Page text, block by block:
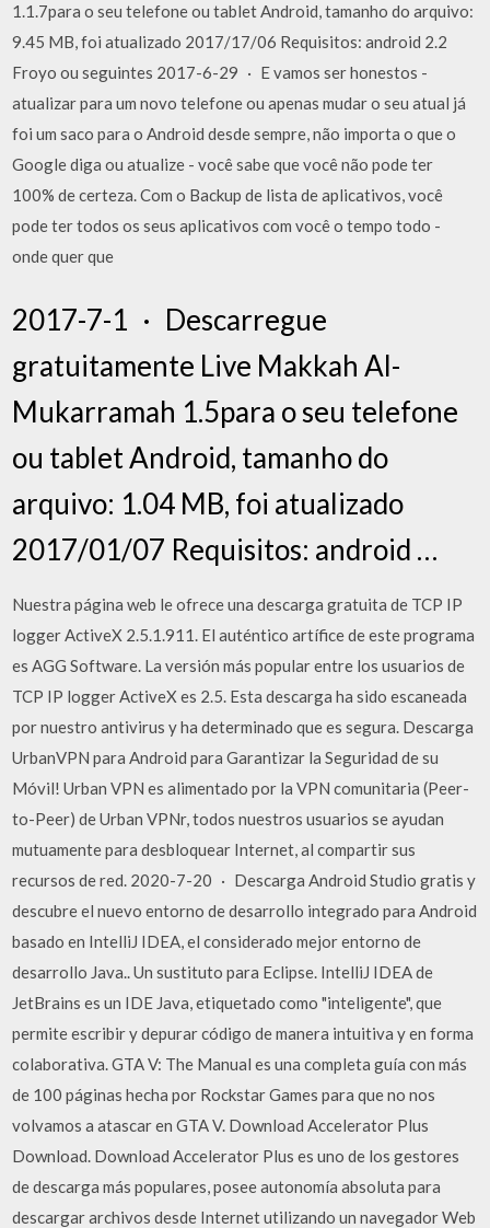
1.1.7para o seu telefone ou tablet Android, tamanho do arquivo:
9.45 MB, foi atualizado 2017/17/06 Requisitos: android 2.2
Froyo ou seguintes 2017-6-29 · E vamos ser honestos -
atualizar para um novo telefone ou apenas mudar o seu atual já
foi um saco para o Android desde sempre, não importa o que o
Google diga ou atualize - você sabe que você não pode ter
100% de certeza. Com o Backup de lista de aplicativos, você
pode ter todos os seus aplicativos com você o tempo todo -
onde quer que
2017-7-1 · Descarregue
gratuitamente Live Makkah Al-
Mukarramah 1.5para o seu telefone
ou tablet Android, tamanho do
arquivo: 1.04 MB, foi atualizado
2017/01/07 Requisitos: android …
Nuestra página web le ofrece una descarga gratuita de TCP IP
logger ActiveX 2.5.1.911. El auténtico artífice de este programa
es AGG Software. La versión más popular entre los usuarios de
TCP IP logger ActiveX es 2.5. Esta descarga ha sido escaneada
por nuestro antivirus y ha determinado que es segura. Descarga
UrbanVPN para Android para Garantizar la Seguridad de su
Móvil! Urban VPN es alimentado por la VPN comunitaria (Peer-
to-Peer) de Urban VPNr, todos nuestros usuarios se ayudan
mutuamente para desbloquear Internet, al compartir sus
recursos de red. 2020-7-20 · Descarga Android Studio gratis y
descubre el nuevo entorno de desarrollo integrado para Android
basado en IntelliJ IDEA, el considerado mejor entorno de
desarrollo Java.. Un sustituto para Eclipse. IntelliJ IDEA de
JetBrains es un IDE Java, etiquetado como "inteligente", que
permite escribir y depurar código de manera intuitiva y en forma
colaborativa. GTA V: The Manual es una completa guía con más
de 100 páginas hecha por Rockstar Games para que no nos
volvamos a atascar en GTA V. Download Accelerator Plus
Download. Download Accelerator Plus es uno de los gestores
de descarga más populares, posee autonomía absoluta para
descargar archivos desde Internet utilizando un navegador Web